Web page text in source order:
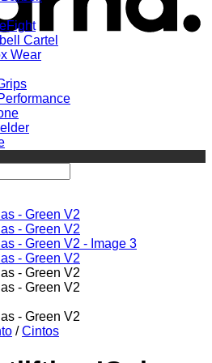
Cartel
Wear
/ Cintos